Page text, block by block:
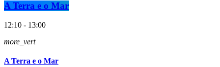
A Terra e o Mar
12:10 - 13:00
more_vert
A Terra e o Mar